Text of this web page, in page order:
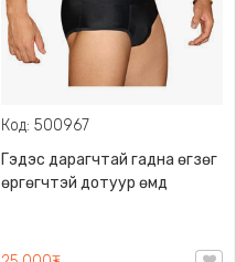
Код: 500967
Гэдэс дарагчтай гадна өгзөг
өргөгчтэй дотуур өмд